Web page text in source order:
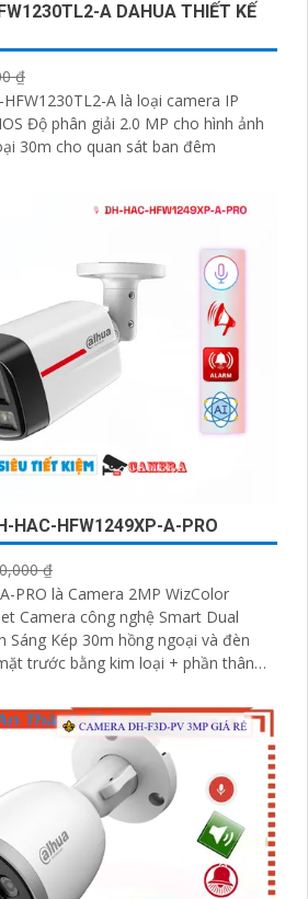
A DAHUA THIẾT KẾ
₫
A là loại camera IP
Độ phân giải 2.0 MP cho hình ảnh
30m cho quan sát ban đêm
HAC-HFW1249XP-A-PRO
₫
PRO là Camera 2MP WizColor
Camera công nghệ Smart Dual
Sáng Kép 30m hồng ngoại và đèn
trước bằng kim loại + phần thân